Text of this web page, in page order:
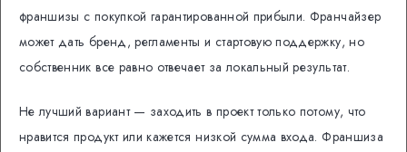
франшизы с покупкой гарантированной прибыли. Франчайзер
может дать бренд, регламенты и стартовую поддержку, но
собственник все равно отвечает за локальный результат.
Не лучший вариант — заходить в проект только потому, что
нравится продукт или кажется низкой сумма входа. Франшиза